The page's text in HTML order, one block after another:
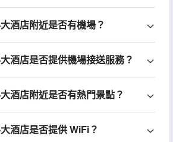
酒店附近是否有機場？
酒店是否提供機場接送服務？
酒店附近是否有熱門景點？
酒店是否提供 WiFi？